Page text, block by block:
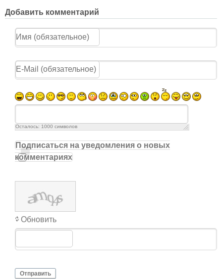
Добавить комментарий
Осталось: 1000 символов
Подписаться на уведомления о новых
комментариях
Обновить
Отправить